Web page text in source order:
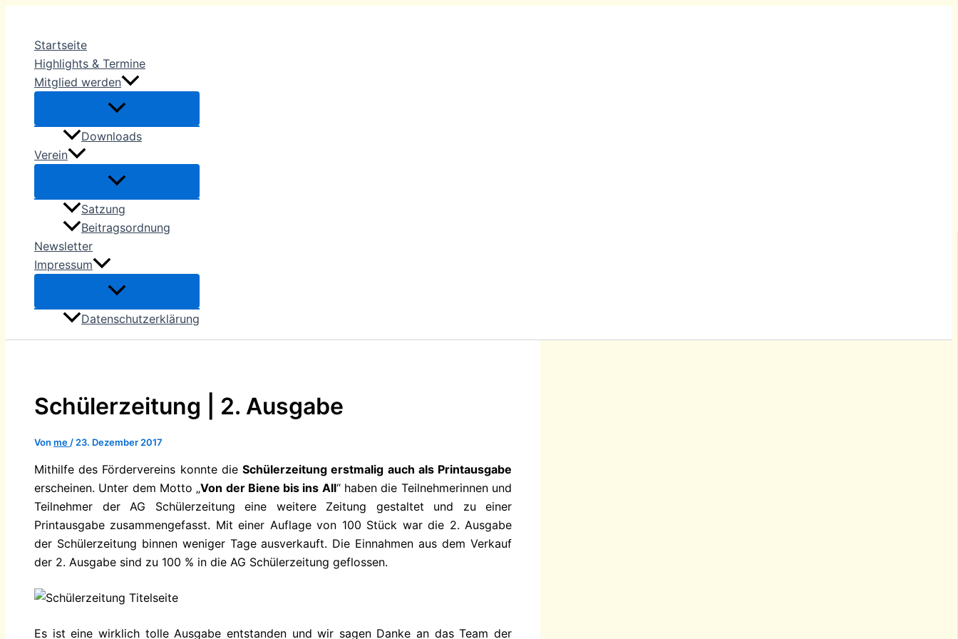
springenStartseite
Highlights & Termine
Mitglied werden
Downloads
Verein
Satzung
Beitragsordnung
Newsletter
Impressum
Datenschutzerklärung
Schülerzeitung | 2. Ausgabe
Von me / 23. Dezember 2017
Mithilfe des Fördervereins konnte dieSchülerzeitung erstmalig auch als Printausgabe
erscheinen. Unter dem Motto „Von der Biene bis ins All“ haben die Teilnehmerinnen und
Teilnehmer der AG Schülerzeitung eine weitere Zeitung gestaltet und zu einer
Printausgabe zusammengefasst. Mit einer Auflage von 100 Stück war die 2. Ausgabe
der Schülerzeitung binnen weniger Tage ausverkauft. Die Einnahmen aus dem Verkauf
der 2. Ausgabe sind zu 100 % in die AG Schülerzeitung geflossen.
Es ist eine wirklich tolle Ausgabe entstanden und wir sagen Danke an das Team der